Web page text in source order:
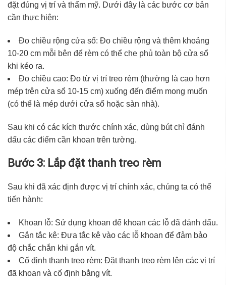
đặt đúng vị trí và thẩm mỹ. Dưới đây là các bước cơ bản
cần thực hiện:
Đo chiều rộng cửa sổ: Đo chiều rộng và thêm khoảng
10-20 cm mỗi bên để rèm có thể che phủ toàn bộ cửa sổ
khi kéo ra.
Đo chiều cao: Đo từ vị trí treo rèm (thường là cao hơn
mép trên cửa sổ 10-15 cm) xuống đến điểm mong muốn
(có thể là mép dưới cửa sổ hoặc sàn nhà).
Sau khi có các kích thước chính xác, dùng bút chì đánh
dấu các điểm cần khoan trên tường.
Bước 3: Lắp đặt thanh treo rèm
Sau khi đã xác định được vị trí chính xác, chúng ta có thể
tiến hành:
Khoan lỗ: Sử dụng khoan để khoan các lỗ đã đánh dấu.
Gắn tắc kê: Đưa tắc kê vào các lỗ khoan để đảm bảo
độ chắc chắn khi gắn vít.
Cố định thanh treo rèm: Đặt thanh treo rèm lên các vị trí
đã khoan và cố định bằng vít.